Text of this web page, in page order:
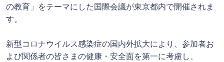
の教育」をテーマにした国際会議が東京都内で開催されま
す。
新型コロナウイルス感染症の国内外拡大により、参加者お
よび関係者の皆さまの健康・安全面を第一に考慮し、